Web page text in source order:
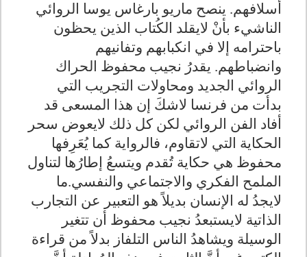
أسلافهم. ينصح ماريو بارغاس يوسا الروائي
الناشيء بأنْ لايقلد الكُتاب الذين يحظون
باحترامه إلا في انكبابهم وتفانيهم
وانضباطهم. يقدرُ نجيب محفوظ الحراك
الروائي الجديد ومحاولات التجريب التي
بدأت من فرنسا لاشكَ إن هذا المسعى قد
أفاد الفن الروائي لكن كل ذلك لايعوض سحر
الحكاية التي لاتقاوم، فالرواية كما يُعَرِفها
محفوظ هي حكاية تُقدم ويتسعُ إطارُها لتناول
الملمح الفكري والاجتماعي والنفسي.ما
لايجدُ له الإنسان بديلاً هو التعبير عن التجارب
الذاتية لايستبعدُ نجيب محفوظ أن تتغير
الوسيلة ويشاهدُ الناس التلفاز بدلاً من قراءة